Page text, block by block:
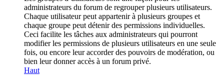
administrateurs du forum de regrouper plusieurs utilisateurs.
Chaque utilisateur peut appartenir à plusieurs groupes et
chaque groupe peut détenir des permissions individuelles.
Ceci facilite les tâches aux administrateurs qui pourront
modifier les permissions de plusieurs utilisateurs en une seule
fois, ou encore leur accorder des pouvoirs de modération, ou
bien leur donner accès à un forum privé.
Haut